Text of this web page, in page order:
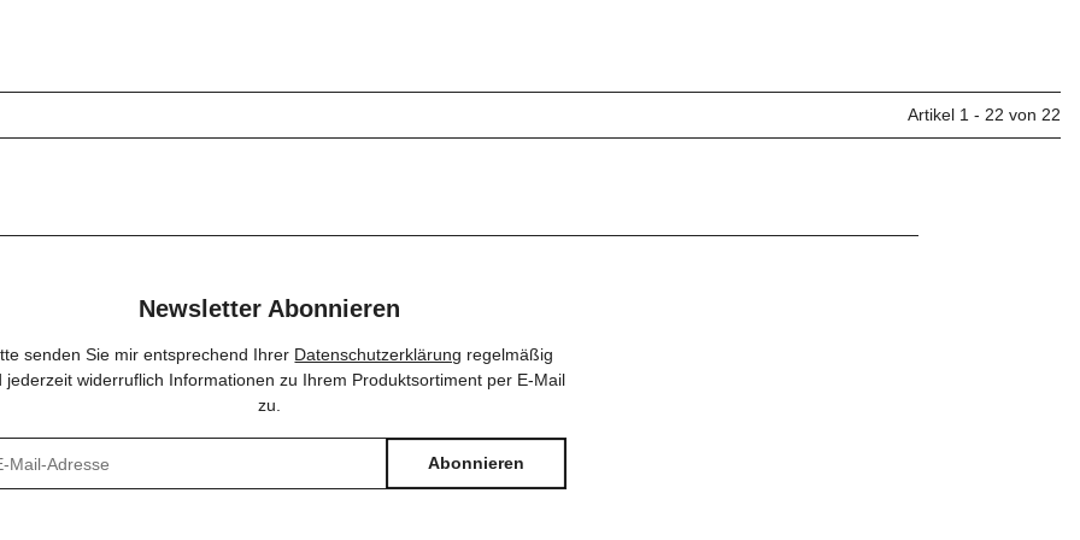
Artikel 1 - 22 von 22
Newsletter Abonnieren
senden Sie mir entsprechend Ihrer Datenschutzerklärung regelmäßig
jederzeit widerruflich Informationen zu Ihrem Produktsortiment per E-Mail
zu.
Abonnieren